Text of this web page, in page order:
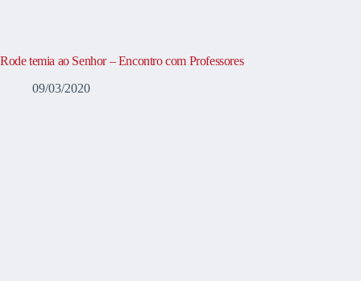
Rode temia ao Senhor – Encontro com Professores
09/03/2020